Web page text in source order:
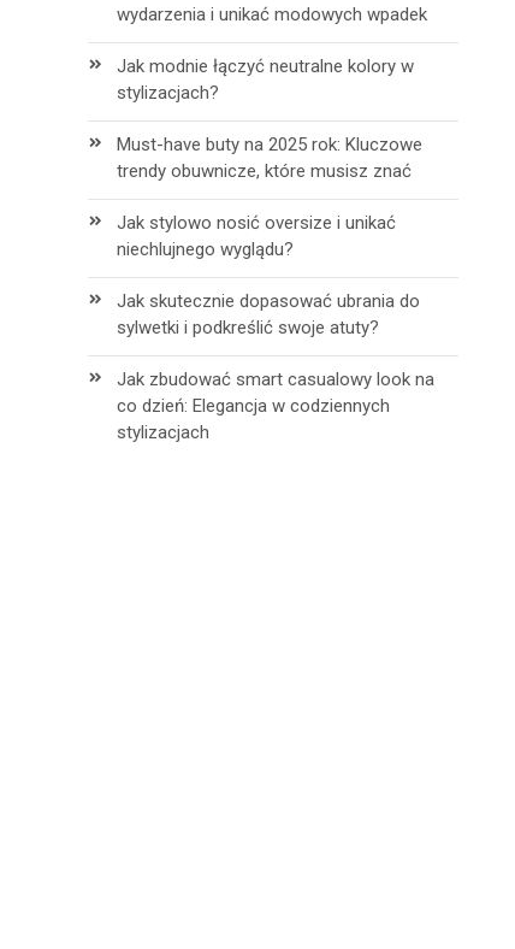
wydarzenia i unikać modowych wpadek
Jak modnie łączyć neutralne kolory w
stylizacjach?
Must-have buty na 2025 rok: Kluczowe
trendy obuwnicze, które musisz znać
Jak stylowo nosić oversize i unikać
niechlujnego wyglądu?
Jak skutecznie dopasować ubrania do
sylwetki i podkreślić swoje atuty?
Jak zbudować smart casualowy look na
co dzień: Elegancja w codziennych
stylizacjach